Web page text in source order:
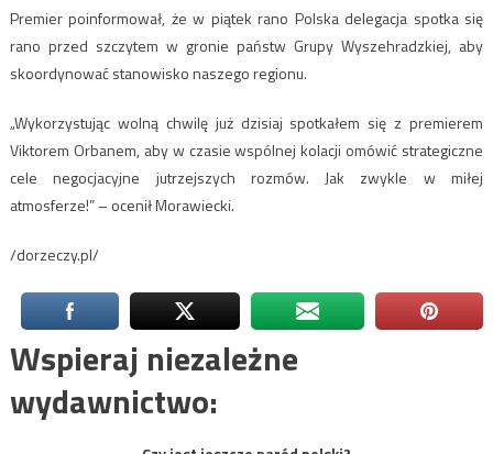
Premier poinformował, że w piątek rano Polska delegacja spotka się
rano przed szczytem w gronie państw Grupy Wyszehradzkiej, aby
skoordynować stanowisko naszego regionu.
„Wykorzystując wolną chwilę już dzisiaj spotkałem się z premierem
Viktorem Orbanem, aby w czasie wspólnej kolacji omówić strategiczne
cele negocjacyjne jutrzejszych rozmów. Jak zwykle w miłej
atmosferze!” – ocenił Morawiecki.
/dorzeczy.pl/
Wspieraj niezależne
wydawnictwo: